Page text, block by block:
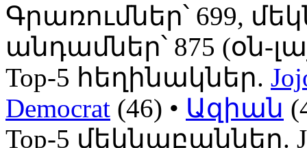
Գրառումներ՝ 699,
անդամներ՝ 875 (օն-
Top-5 հեղինակներ.
Democrat (46) • Ազիան
Top-5 մեկնաբաններ.